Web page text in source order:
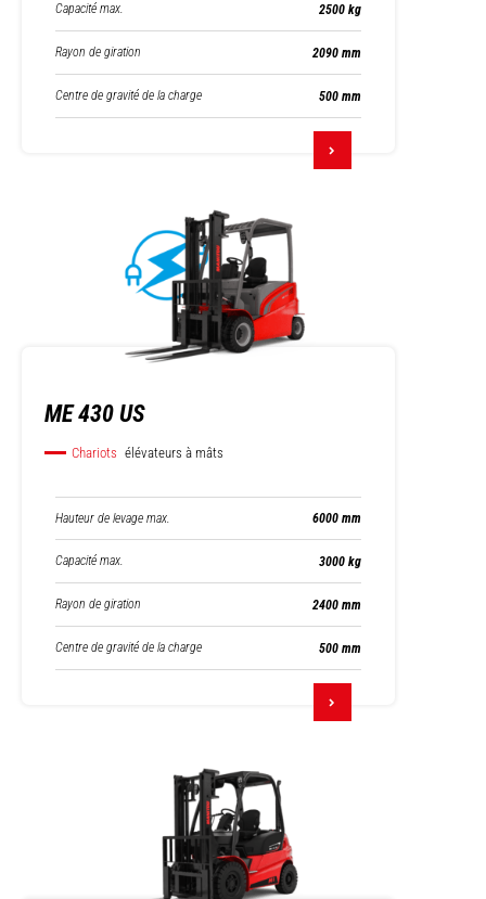
Capacité max. 2500 kg
Rayon de giration 2090 mm
Centre de gravité de la charge 500 mm
ME 430 US
Chariots élévateurs à mâts
Hauteur de levage max. 6000 mm
Capacité max. 3000 kg
Rayon de giration 2400 mm
Centre de gravité de la charge 500 mm